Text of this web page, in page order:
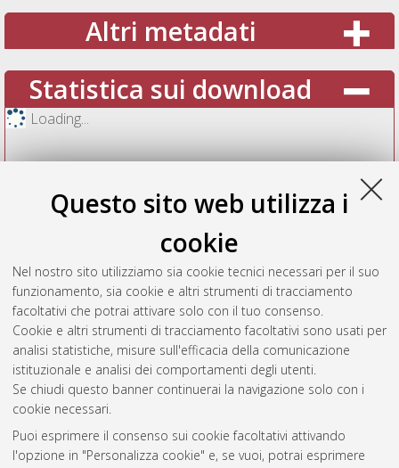
Questo sito web utilizza i
cookie
Nel nostro sito utilizziamo sia cookie tecnici necessari per il suo
funzionamento, sia cookie e altri strumenti di tracciamento
facoltativi che potrai attivare solo con il tuo consenso.
Cookie e altri strumenti di tracciamento facoltativi sono usati per
analisi statistiche, misure sull'efficacia della comunicazione
istituzionale e analisi dei comportamenti degli utenti.
Se chiudi questo banner continuerai la navigazione solo con i
cookie necessari.
Puoi esprimere il consenso sui cookie facoltativi attivando
l'opzione in "Personalizza cookie" e, se vuoi, potrai esprimere
Altri metadati
Statistica sui download
Loading...
Vedi altre statistiche
Gestione del documento:
AMS Acta